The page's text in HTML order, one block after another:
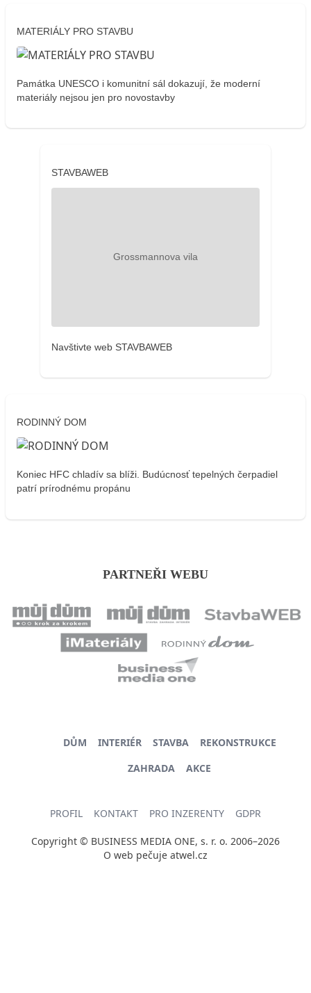
MATERIÁLY PRO STAVBU
Památka UNESCO i komunitní sál dokazují, že moderní
materiály nejsou jen pro novostavby
STAVBAWEB
Navštivte web STAVBAWEB
RODINNÝ DOM
Koniec HFC chladív sa blíži. Budúcnosť tepelných čerpadiel
patrí prírodnému propánu
PARTNEŘI WEBU
DŮM INTERIÉR STAVBA
REKONSTRUKCE
ZAHRADA
AKCE
PROFIL KONTAKT PRO INZERENTY GDPR
Copyright © BUSINESS MEDIA ONE, s. r. o. 2006–2026